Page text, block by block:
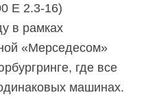
E 2.3-16)
в рамках
«Мерседесом»
где все
машинах.